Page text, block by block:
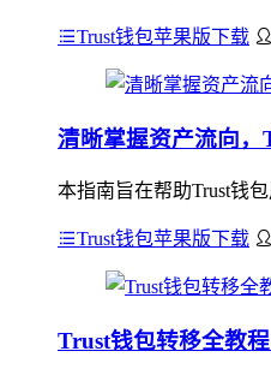
Trust钱包苹果版下载
清晰掌握资产流向
本指南旨在帮助Trust钱
Trust钱包苹果版下载
Trust钱包转移全教